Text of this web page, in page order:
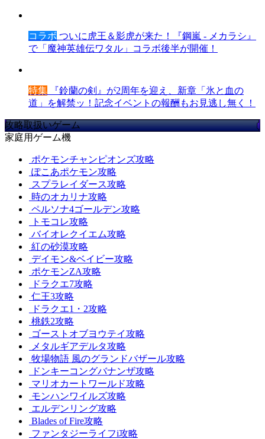
コラボ ついに虎王＆影虎が来た！『鋼嵐 - メカラシ』
で「魔神英雄伝ワタル」コラボ後半が開催！
特集 『鈴蘭の剣』が2周年を迎え、新章「氷と血の
道」を解禁ッ！記念イベントの報酬もお見逃し無く！
攻略取扱いゲーム
家庭用ゲーム機
ポケモンチャンピオンズ攻略
ぽこあポケモン攻略
スプラレイダース攻略
時のオカリナ攻略
ペルソナ4ゴールデン攻略
トモコレ攻略
バイオレクイエム攻略
紅の砂漠攻略
デイモン&ベイビー攻略
ポケモンZA攻略
ドラクエ7攻略
仁王3攻略
ドラクエ1・2攻略
桃鉄2攻略
ゴーストオブヨウテイ攻略
メタルギアデルタ攻略
牧場物語 風のグランドバザール攻略
ドンキーコングバナンザ攻略
マリオカートワールド攻略
モンハンワイルズ攻略
エルデンリング攻略
Blades of Fire攻略
ファンタジーライフi攻略